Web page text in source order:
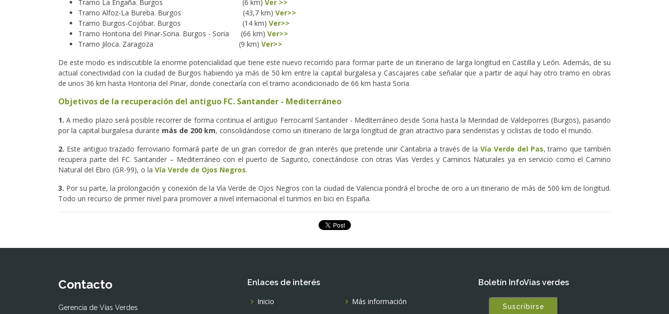
Tramo La Engaña. Burgos (6 km) Ver >>
Tramo Alfoz-La Bureba. Burgos (43,7 km) Ver>>
Tramo Burgos-Cojóbar. Burgos (14 km) Ver>>
Tramo Hontoria del Pinar-Soria. Burgos - Soria (66 km) Ver>>
Tramo Jiloca. Zaragoza (9 km) Ver>>
De este modo es indiscutible la enorme potencialidad que tiene este nuevo recorrido para formar parte de un itinerario de larga longitud en Castilla y León. Además, de su
actual conectividad con la ciudad de Burgos habiendo ya más de 50 km entre la capital burgalesa y Cascajares cabe señalar que a partir de aquí hay otro tramo en obras
de unos 36 km hasta Hontoria del Pinar, donde conectaría con el tramo acondicionado de 66 km hasta Soria.
Objetivos de la recuperación del antiguo FC. Santander - Mediterráneo
1.A medio plazo será posible recorrer de forma continua el antiguo Ferrocarril Santander - Mediterráneo desde Soria hasta la Merindad de Valdeporres (Burgos), pasando
por la capital burgalesa durante más de 200 km, consolidándose como un itinerario de larga longitud de gran atractivo para senderistas y ciclistas de todo el mundo.
2. Este antiguo trazado ferroviario formará parte de un gran corredor de gran interés que pretende unir Cantabria a través de laVía Verde del Pas, tramo que también
recupera parte del FC. Santander – Mediterráneo con el puerto de Sagunto, conectándose con otras Vías Verdes y Caminos Naturales ya en servicio como el Camino
Natural del Ebro (GR-99), o la Vía Verde de Ojos Negros.
3. Por su parte, la prolongación y conexión de la Vía Verde de Ojos Negros con la ciudad de Valencia pondrá el broche de oro a un itinerario de más de 500 km de longitud.
Todo un recurso de primer nivel para promover a nivel internacional el turimos en bici en España.
Contacto
Gerencia de Vías Verdes
Enlaces de interés
Inicio
Más información
Boletín InfoVías verdes
Suscribirse